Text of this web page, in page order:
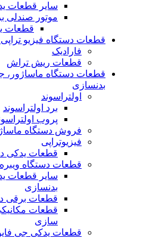
سایر قطعات
موتور صندلی
قطعات
قطعات دستگاه فیزیو
فارادیک
قطعات ریش تراش
قطعات دستگاه ماساژور،
بدنسازی
اولتراسوند
برد اولتراسوند
پروب
فروش دستگاه
فیزیوتراپی
قطعات یدکی
قطعات دستگاه
سایر قطعات
بدنسازی
قطعات برقی
قطعات
سازی
قطعات یدکی جی